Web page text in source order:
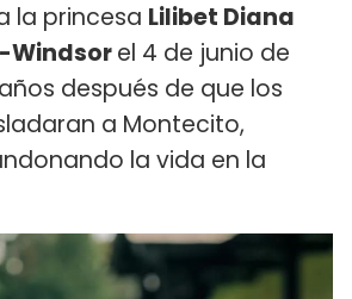
la princesa Lilibet Diana
el 4 de junio de
después de que los
a Montecito,
la vida en la